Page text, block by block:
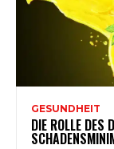
GESUNDHEIT
DIE ROLLE DES